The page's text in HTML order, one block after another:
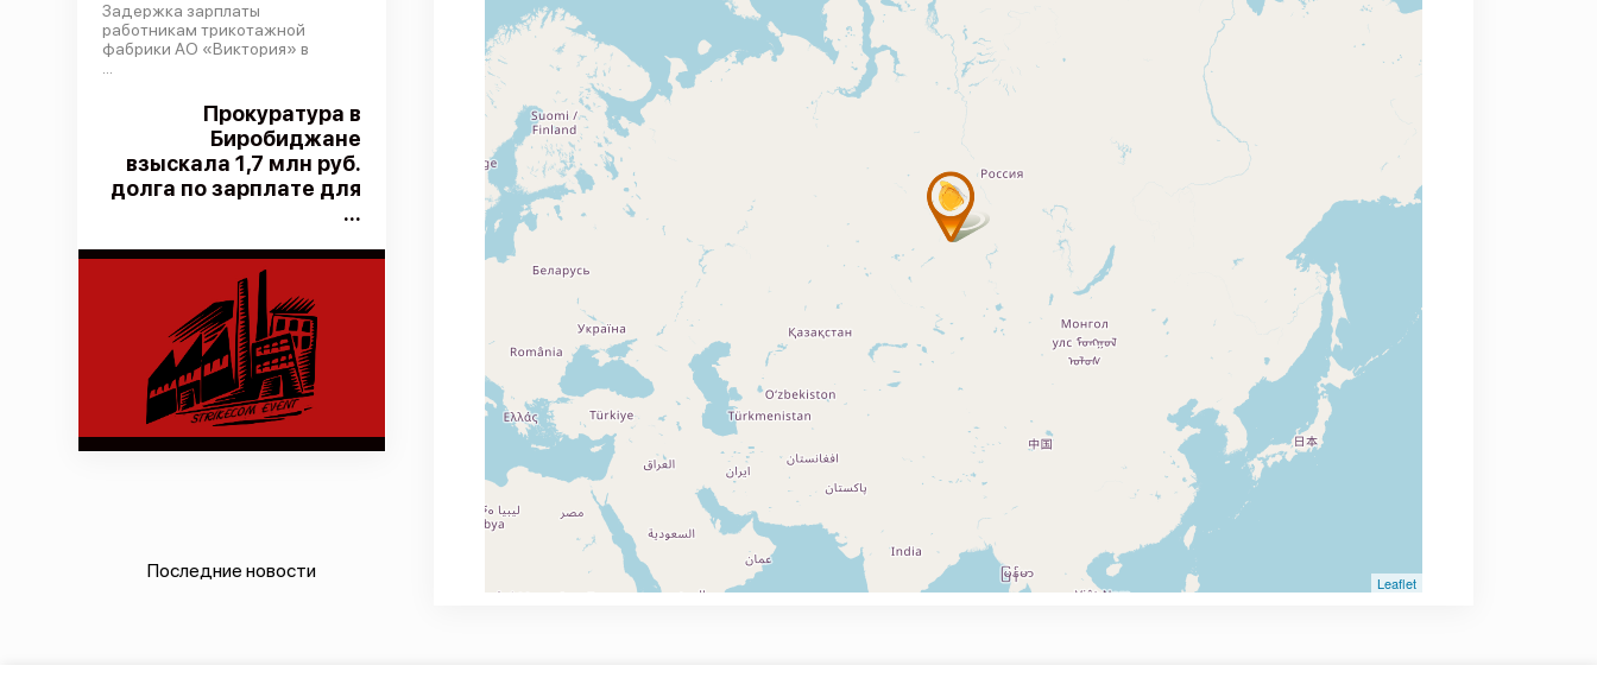
Задержка зарплаты
работникам трикотажной
фабрики АО «Виктория» в
Прокуратура в
Биробиджане
взыскала 1,7 млн руб.
долга по зарплате для
...
Последние новости
Leaflet